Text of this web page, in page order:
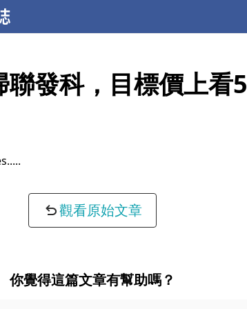
聯發科，目標價上看
觀看原始文章
你覺得這篇文章有幫助嗎？